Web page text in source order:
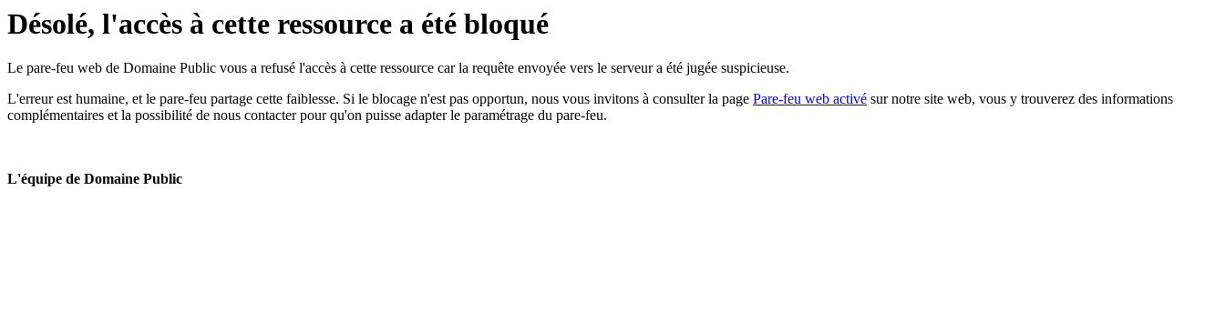
Désolé, l'accès à cette ressource a été bloqué
Le pare-feu web de Domaine Public vous a refusé l'accès à cette ressource car la requête envoyée vers le serveur a été jugée suspicieuse.
L'erreur est humaine, et le pare-feu partage cette faiblesse. Si le blocage n'est pas opportun, nous vous invitons à consulter la page Pare-feu web activé sur notre site web, vous y trouverez des informations
complémentaires et la possibilité de nous contacter pour qu'on puisse adapter le paramétrage du pare-feu.
L'équipe de Domaine Public